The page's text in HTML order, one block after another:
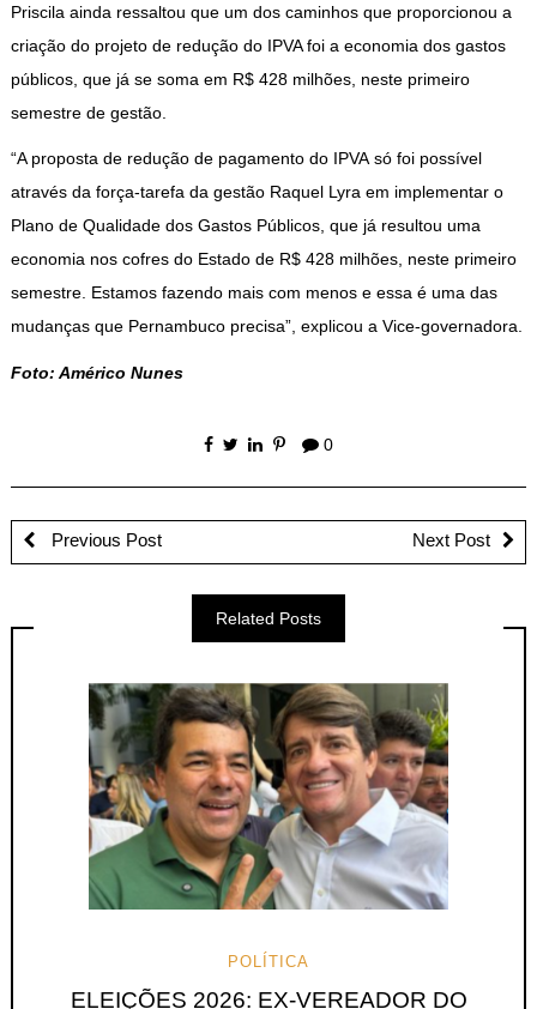
Priscila ainda ressaltou que um dos caminhos que proporcionou a
criação do projeto de redução do IPVA foi a economia dos gastos
públicos, que já se soma em R$ 428 milhões, neste primeiro
semestre de gestão.
“A proposta de redução de pagamento do IPVA só foi possível
através da força-tarefa da gestão Raquel Lyra em implementar o
Plano de Qualidade dos Gastos Públicos, que já resultou uma
economia nos cofres do Estado de R$ 428 milhões, neste primeiro
semestre. Estamos fazendo mais com menos e essa é uma das
mudanças que Pernambuco precisa”, explicou a Vice-governadora.
Foto: Américo Nunes
0
Previous Post Next Post
Related Posts
POLÍTICA
ELEIÇÕES 2026: EX-VEREADOR DO